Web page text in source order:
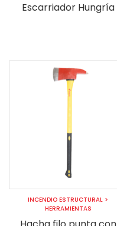
Escarriador Hungría
INCENDIO ESTRUCTURAL >
HERRAMIENTAS